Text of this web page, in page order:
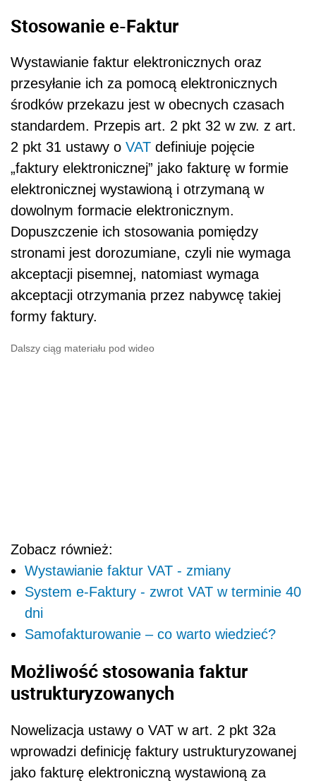
Stosowanie e-Faktur
Wystawianie faktur elektronicznych oraz
przesyłanie ich za pomocą elektronicznych
środków przekazu jest w obecnych czasach
standardem. Przepis art. 2 pkt 32 w zw. z art.
2 pkt 31 ustawy o VAT definiuje pojęcie
„faktury elektronicznej” jako fakturę w formie
elektronicznej wystawioną i otrzymaną w
dowolnym formacie elektronicznym.
Dopuszczenie ich stosowania pomiędzy
stronami jest dorozumiane, czyli nie wymaga
akceptacji pisemnej, natomiast wymaga
akceptacji otrzymania przez nabywcę takiej
formy faktury.
Dalszy ciąg materiału pod wideo
Zobacz również:
Wystawianie faktur VAT - zmiany
System e-Faktury - zwrot VAT w terminie 40
dni
Samofakturowanie – co warto wiedzieć?
Możliwość stosowania faktur
ustrukturyzowanych
Nowelizacja ustawy o VAT w art. 2 pkt 32a
wprowadzi definicję faktury ustrukturyzowanej
jako fakturę elektroniczną wystawioną za